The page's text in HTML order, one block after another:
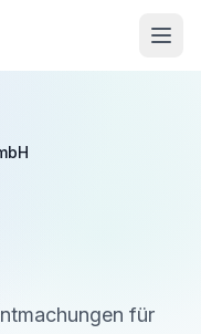
für